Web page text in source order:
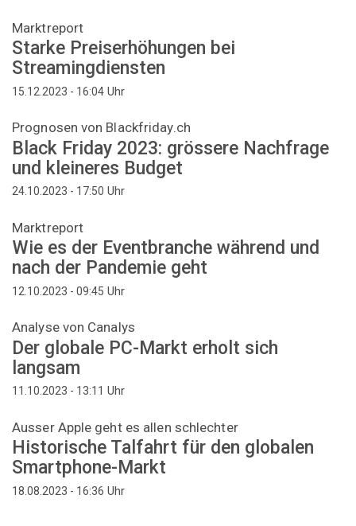
Marktreport
Starke Preiserhöhungen bei
Streamingdiensten
15.12.2023 - 16:04 Uhr
Prognosen von Blackfriday.ch
Black Friday 2023: grössere Nachfrage
und kleineres Budget
24.10.2023 - 17:50 Uhr
Marktreport
Wie es der Eventbranche während und
nach der Pandemie geht
12.10.2023 - 09:45 Uhr
Analyse von Canalys
Der globale PC-Markt erholt sich
langsam
11.10.2023 - 13:11 Uhr
Ausser Apple geht es allen schlechter
Historische Talfahrt für den globalen
Smartphone-Markt
18.08.2023 - 16:36 Uhr